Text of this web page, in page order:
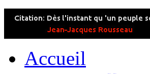
Accueil